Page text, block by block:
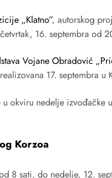
„Klatno”, autorskog
16. septembra od
Vojane Obradović
17. septembra u
okviru nedelje izvođačke
Korzoa
8 sati, do nedelje, 12.